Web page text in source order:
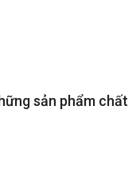
sản phẩm chất